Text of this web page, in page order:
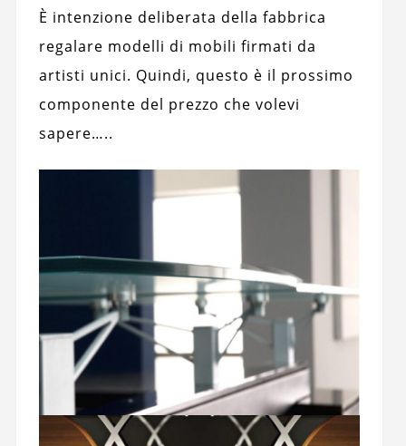
È intenzione deliberata della fabbrica
regalare modelli di mobili firmati da
artisti unici. Quindi, questo è il prossimo
componente del prezzo che volevi
sapere…..